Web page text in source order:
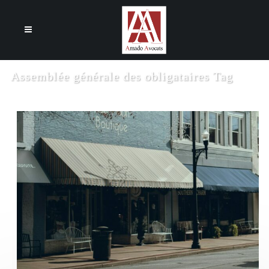
Assemblée générale des obligataires Tag